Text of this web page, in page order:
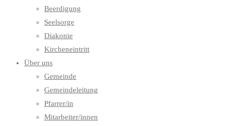
Beerdigung
Seelsorge
Diakonie
Kircheneintritt
Über uns
Gemeinde
Gemeindeleitung
Pfarrer/in
Mitarbeiter/innen